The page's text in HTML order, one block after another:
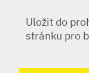
Uložit do
stránku pro